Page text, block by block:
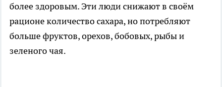
более здоровым. Эти люди снижают в своём
рационе количество сахара, но потребляют
больше фруктов, орехов, бобовых, рыбы и
зеленого чая.